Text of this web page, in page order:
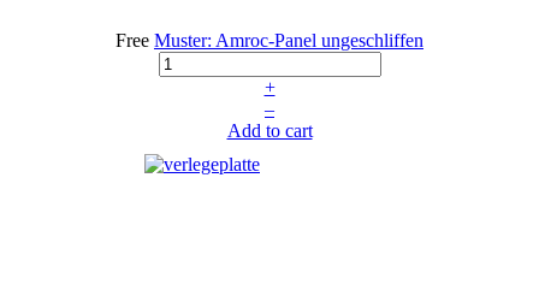
Free Muster: Amroc-Panel ungeschliffen
+
–
Add to cart